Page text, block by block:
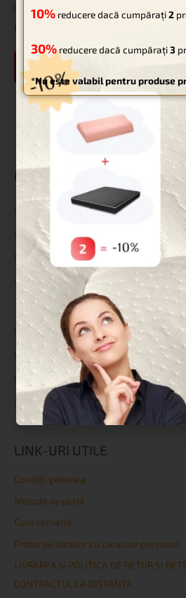
Salvează-mi numele, emailul și
Categorii
Paturi pentru animale de companie
Uncategorized
Reduceri
Saltele
Topperе
Protecții
Perne
Paturi și Somiere
Lenjerie de pat
LINK-URI UTILE
Condiţii generale
Metode de plată
Cum comand
Protecția datelor cu caracter personal
LIVRAREA și POLITICA DE RETUR ȘI
CONTRACTUL LA DISTANȚĂ
10% reducere dacă cumpărați2
30%reducere dacă cumpărați3
*Nu este valabil pentru produse